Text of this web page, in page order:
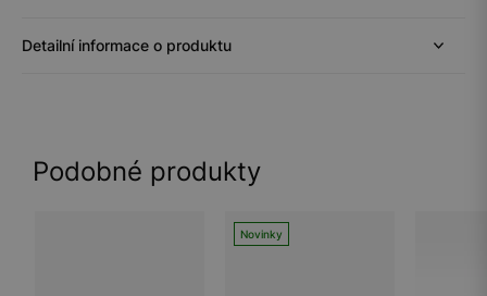
Detailní informace o produktu
Podobné produkty
Novinky